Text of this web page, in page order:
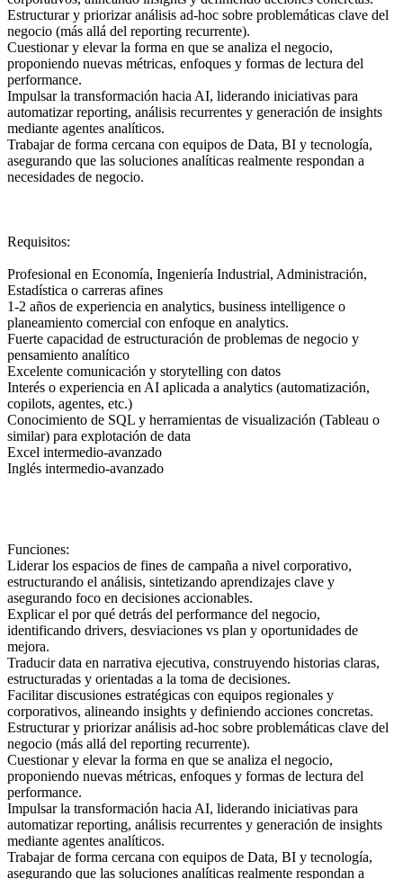
Estructurar y priorizar análisis ad-hoc sobre problemáticas clave del
negocio (más allá del reporting recurrente).
Cuestionar y elevar la forma en que se analiza el negocio,
proponiendo nuevas métricas, enfoques y formas de lectura del
performance.
Impulsar la transformación hacia AI, liderando iniciativas para
automatizar reporting, análisis recurrentes y generación de insights
mediante agentes analíticos.
Trabajar de forma cercana con equipos de Data, BI y tecnología,
asegurando que las soluciones analíticas realmente respondan a
necesidades de negocio.
Requisitos:
Profesional en Economía, Ingeniería Industrial, Administración,
Estadística o carreras afines
1-2 años de experiencia en analytics, business intelligence o
planeamiento comercial con enfoque en analytics.
Fuerte capacidad de estructuración de problemas de negocio y
pensamiento analítico
Excelente comunicación y storytelling con datos
Interés o experiencia en AI aplicada a analytics (automatización,
copilots, agentes, etc.)
Conocimiento de SQL y herramientas de visualización (Tableau o
similar) para explotación de data
Excel intermedio-avanzado
Inglés intermedio-avanzado
Funciones:
Liderar los espacios de fines de campaña a nivel corporativo,
estructurando el análisis, sintetizando aprendizajes clave y
asegurando foco en decisiones accionables.
Explicar el por qué detrás del performance del negocio,
identificando drivers, desviaciones vs plan y oportunidades de
mejora.
Traducir data en narrativa ejecutiva, construyendo historias claras,
estructuradas y orientadas a la toma de decisiones.
Facilitar discusiones estratégicas con equipos regionales y
corporativos, alineando insights y definiendo acciones concretas.
Estructurar y priorizar análisis ad-hoc sobre problemáticas clave del
negocio (más allá del reporting recurrente).
Cuestionar y elevar la forma en que se analiza el negocio,
proponiendo nuevas métricas, enfoques y formas de lectura del
performance.
Impulsar la transformación hacia AI, liderando iniciativas para
automatizar reporting, análisis recurrentes y generación de insights
mediante agentes analíticos.
Trabajar de forma cercana con equipos de Data, BI y tecnología,
asegurando que las soluciones analíticas realmente respondan a